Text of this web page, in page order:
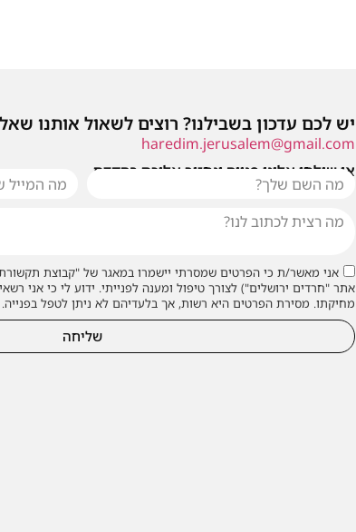
יש לכם עדכון בשבילנו? רוצים לשאול אותנו
haredim.jerusalem@gmail.com
או שילחו אלינו פנייה ונחזור אליכם בהקדם
אני מאשר/ת כי הפרטים שמסרתי יישמרו במאגר של "קבוצת
אתר "חרדים ירושלים") לצורך טיפול ומענה לפנייתי. ידוע לי כי אני
מחיקתו. מסירת הפרטים היא רשות, אך בלעדיהם לא ניתן לטפל
שליחה